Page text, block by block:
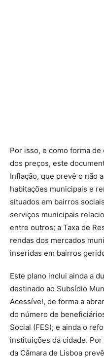
Por isso, e como forma
dos preços, este
Inflação, que prevê o não
habitações municipais e
situados em bairros
serviços municipais
entre outros; a Taxa de
rendas dos mercados
inseridas em bairros
Este plano inclui ainda a
destinado ao Subsídio
Acessível, de forma a
do número de
Social (FES); e ainda o
instituições da cidade.
da Câmara de Lisboa